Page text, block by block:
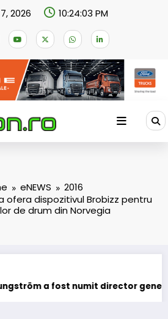
2026 10:24:04 PM
eNEWS
2016
ofera dispozitivul Brobizz pentru
de drum din Norvegia
general (CFO) pentruIVECO